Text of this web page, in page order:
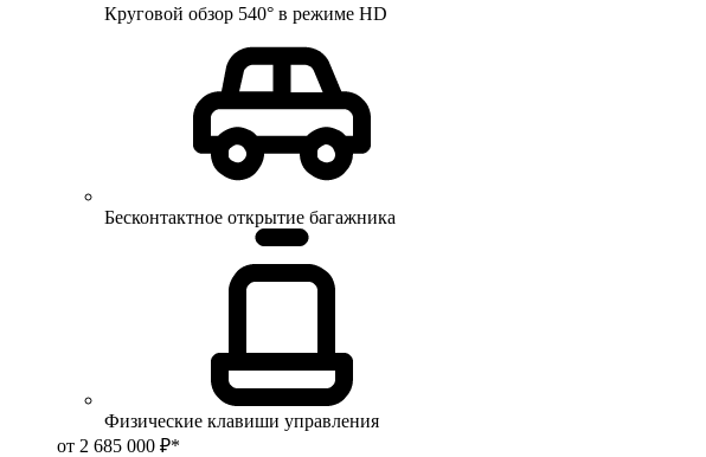
Круговой обзор 540° в режиме HD
Бесконтактное открытие багажника
Физические клавиши управления
от 2 685 000 ₽*